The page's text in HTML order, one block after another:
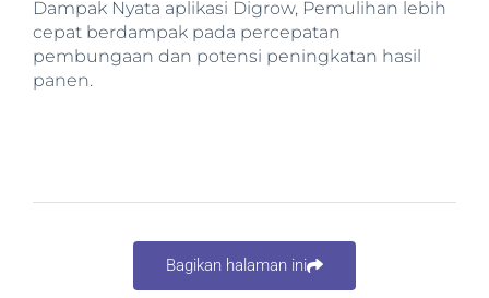
Dampak Nyata aplikasi Digrow, Pemulihan lebih
cepat berdampak pada percepatan
pembungaan dan potensi peningkatan hasil
panen.
Bagikan halaman ini